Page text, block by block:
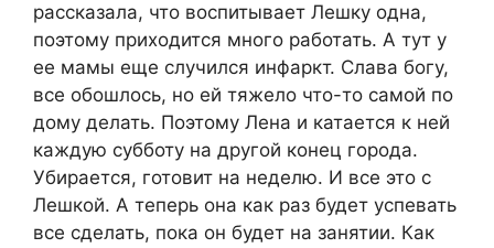
рассказала, что воспитывает Лешку одна,
поэтому приходится много работать. А тут у
ее мамы еще случился инфаркт. Слава богу,
все обошлось, но ей тяжело что-то самой по
дому делать. Поэтому Лена и катается к ней
каждую субботу на другой конец города.
Убирается, готовит на неделю. И все это с
Лешкой. А теперь она как раз будет успевать
все сделать, пока он будет на занятии. Как